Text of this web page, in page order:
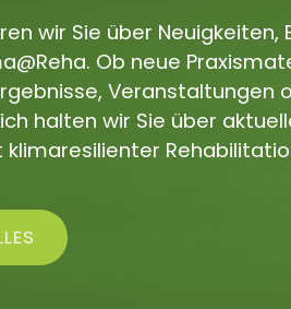
wir Sie über Neuigkeiten,
Ob neue
Veranstaltungen
halten wir Sie über